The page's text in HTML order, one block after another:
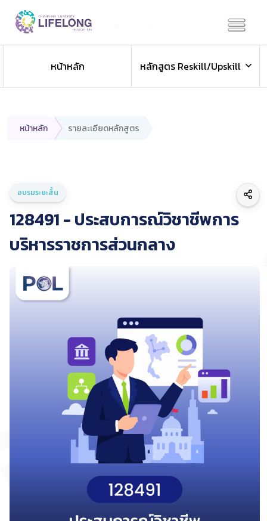
หน้าหลัก
หลักสูตร Reskill/Upskill
หน้าหลัก รายละเอียดหลักสูตร
อบรมระยะสั้น
128491 - ประสบการณ์วิชาชีพการ
บริหารราชการส่วนกลาง